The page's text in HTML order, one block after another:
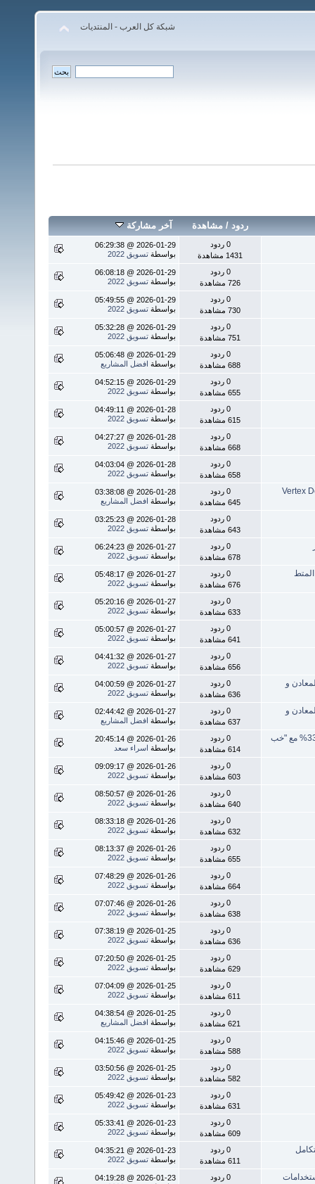
شبكة كل العرب - المنتديات
ردود /مشاهدة آخر مشاركة
0 ردود
1431 مشاهدة
2026-01-29 @ 06:29:38
بواسطة تسويق 2022
0 ردود
726 مشاهدة
2026-01-29 @ 06:08:18
بواسطة تسويق 2022
0 ردود
730 مشاهدة
2026-01-29 @ 05:49:55
بواسطة تسويق 2022
0 ردود
751 مشاهدة
2026-01-29 @ 05:32:28
بواسطة تسويق 2022
0 ردود
688 مشاهدة
2026-01-29 @ 05:06:48
بواسطة افضل المشاريع
0 ردود
655 مشاهدة
2026-01-29 @ 04:52:15
بواسطة تسويق 2022
0 ردود
615 مشاهدة
2026-01-28 @ 04:49:11
بواسطة تسويق 2022
0 ردود
668 مشاهدة
2026-01-28 @ 04:27:27
بواسطة تسويق 2022
0 ردود
658 مشاهدة
2026-01-28 @ 04:03:04
بواسطة تسويق 2022
0 ردود
645 مشاهدة
2026-01-28 @ 03:38:08
بواسطة افضل المشاريع
0 ردود
643 مشاهدة
2026-01-28 @ 03:25:23
بواسطة تسويق 2022
0 ردود
678 مشاهدة
2026-01-27 @ 06:24:23
بواسطة تسويق 2022
0 ردود
676 مشاهدة
2026-01-27 @ 05:48:17
بواسطة تسويق 2022
0 ردود
633 مشاهدة
2026-01-27 @ 05:20:16
بواسطة تسويق 2022
0 ردود
641 مشاهدة
2026-01-27 @ 05:00:57
بواسطة تسويق 2022
0 ردود
656 مشاهدة
2026-01-27 @ 04:41:32
بواسطة تسويق 2022
0 ردود
636 مشاهدة
2026-01-27 @ 04:00:59
بواسطة تسويق 2022
0 ردود
637 مشاهدة
2026-01-27 @ 02:44:42
بواسطة افضل المشاريع
0 ردود
614 مشاهدة
2026-01-26 @ 20:45:14
بواسطة اسراء سعد
0 ردود
603 مشاهدة
2026-01-26 @ 09:09:17
بواسطة تسويق 2022
0 ردود
640 مشاهدة
2026-01-26 @ 08:50:57
بواسطة تسويق 2022
0 ردود
632 مشاهدة
2026-01-26 @ 08:33:18
بواسطة تسويق 2022
0 ردود
655 مشاهدة
2026-01-26 @ 08:13:37
بواسطة تسويق 2022
0 ردود
664 مشاهدة
2026-01-26 @ 07:48:29
بواسطة تسويق 2022
0 ردود
638 مشاهدة
2026-01-26 @ 07:07:46
بواسطة تسويق 2022
0 ردود
636 مشاهدة
2026-01-25 @ 07:38:19
بواسطة تسويق 2022
0 ردود
629 مشاهدة
2026-01-25 @ 07:20:50
بواسطة تسويق 2022
0 ردود
611 مشاهدة
2026-01-25 @ 07:04:09
بواسطة تسويق 2022
0 ردود
621 مشاهدة
2026-01-25 @ 04:38:54
بواسطة افضل المشاريع
0 ردود
588 مشاهدة
2026-01-25 @ 04:15:46
بواسطة تسويق 2022
0 ردود
582 مشاهدة
2026-01-25 @ 03:50:56
بواسطة تسويق 2022
0 ردود
631 مشاهدة
2026-01-23 @ 05:49:42
بواسطة تسويق 2022
0 ردود
609 مشاهدة
2026-01-23 @ 05:33:41
بواسطة تسويق 2022
0 ردود
611 مشاهدة
2026-01-23 @ 04:35:21
بواسطة تسويق 2022
0 ردود
2026-01-23 @ 04:19:28